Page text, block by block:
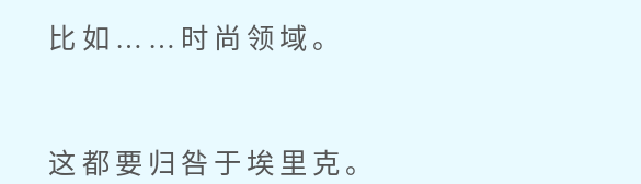
比如……时尚领域。
这都要归咎于埃里克。